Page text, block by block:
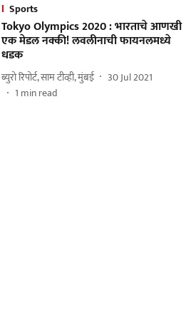
Sports
Tokyo Olympics 2020 : भारताचे आणखी
एक मेडल नक्की! लवलीनाची फायनलमध्ये
धडक
ब्युरो रिपोर्ट, साम टीव्ही, मुंबई
30 Jul 2021
1 min read